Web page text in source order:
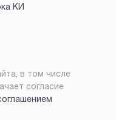
КИ
в том числе
согласие